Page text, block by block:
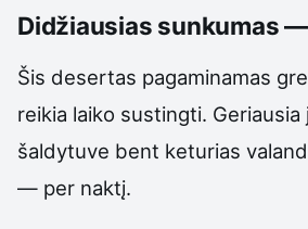
Didžiausias sunkumas
Šis desertas pagaminamas
reikia laiko sustingti. Geriausia
šaldytuve bent keturias
— per naktį.